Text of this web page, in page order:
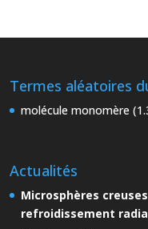
Termes aléatoires
molécule monomère
Actualités
Microsphères
refroidissement